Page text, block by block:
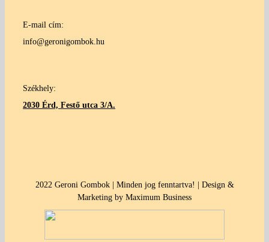
E-mail cím:
info@geronigombok.hu
Székhely:
2030 Érd, Festő utca 3/A.
2022 Geroni Gombok | Minden jog fenntartva! | Design &
Marketing by Maximum Business